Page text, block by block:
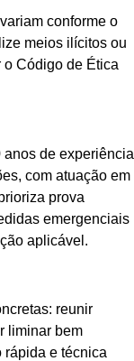
conforme o
meios ilícitos ou
o Código de Ética
de experiência
com atuação em
prova
emergenciais
aplicável.
reunir
liminar bem
rápida e técnica